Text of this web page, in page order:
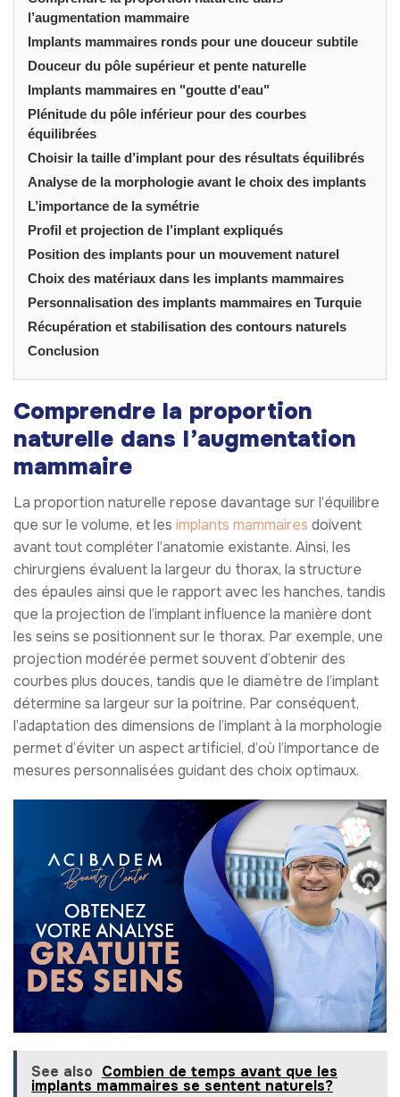
l’augmentation mammaire
Implants mammaires ronds pour une douceur subtile
Douceur du pôle supérieur et pente naturelle
Implants mammaires en "goutte d'eau"
Plénitude du pôle inférieur pour des courbes
équilibrées
Choisir la taille d’implant pour des résultats équilibrés
Analyse de la morphologie avant le choix des implants
L’importance de la symétrie
Profil et projection de l’implant expliqués
Position des implants pour un mouvement naturel
Choix des matériaux dans les implants mammaires
Personnalisation des implants mammaires en Turquie
Récupération et stabilisation des contours naturels
Conclusion
Comprendre la proportion
naturelle dans l’augmentation
mammaire
La proportion naturelle repose davantage sur l’équilibre
que sur le volume, et les implants mammaires doivent
avant tout compléter l’anatomie existante. Ainsi, les
chirurgiens évaluent la largeur du thorax, la structure
des épaules ainsi que le rapport avec les hanches, tandis
que la projection de l’implant influence la manière dont
les seins se positionnent sur le thorax. Par exemple, une
projection modérée permet souvent d’obtenir des
courbes plus douces, tandis que le diamètre de l’implant
détermine sa largeur sur la poitrine. Par conséquent,
l’adaptation des dimensions de l’implant à la morphologie
permet d’éviter un aspect artificiel, d’où l’importance de
mesures personnalisées guidant des choix optimaux.
See also Combien de temps avant que les
implants mammaires se sentent naturels?